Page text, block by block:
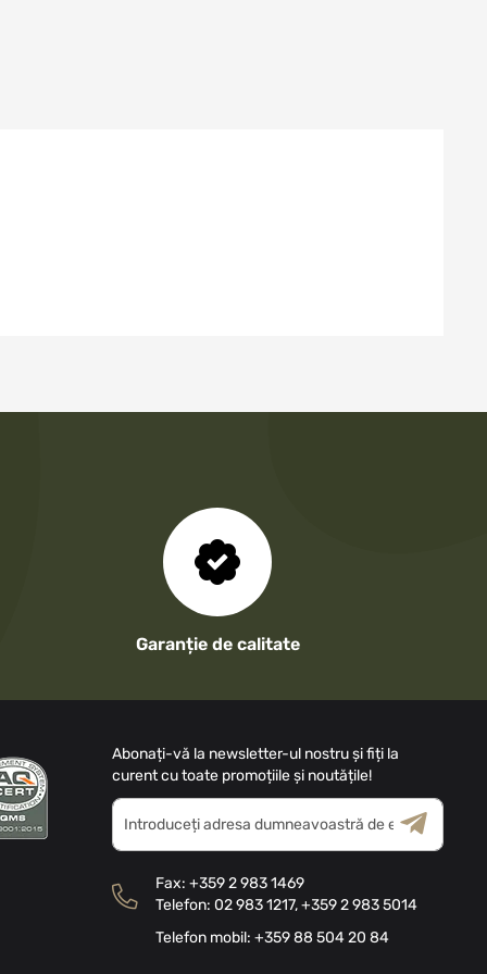
Garanție de calitate
Abonați-vă la newsletter-ul nostru și fiți la
curent cu toate promoțiile și noutățile!
Inscrieți-
vă
la
noastre
informative
Termeni și
Condiții
Politica
de Confidențialitate
Fax:+359 2 983 1469
Telefon:02 983 1217,+359 2 983 5014
Telefon mobil:+359 88 504 20 84